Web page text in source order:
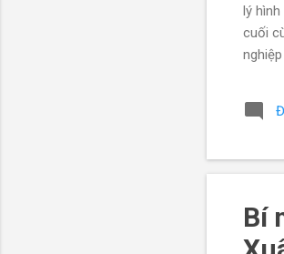
lý
cuối
khác
trong
Bí